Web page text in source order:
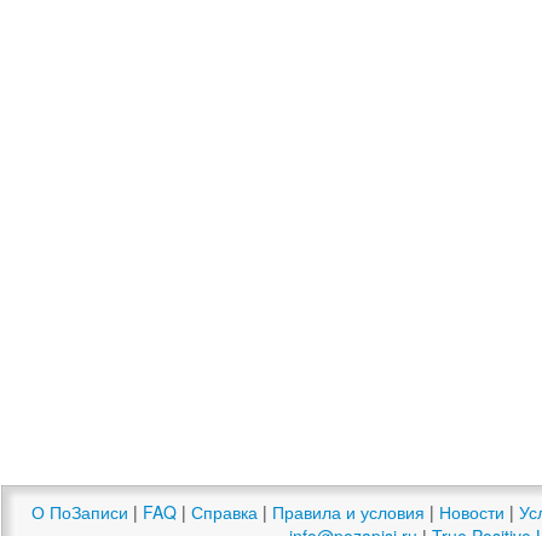
О ПоЗаписи | FAQ | Справка | Правила и условия | Новости |